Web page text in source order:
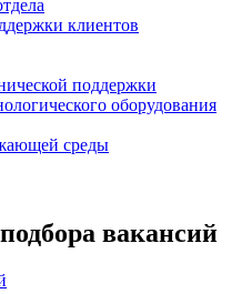
клиентов
поддержки
оборудования
среды
вакансий